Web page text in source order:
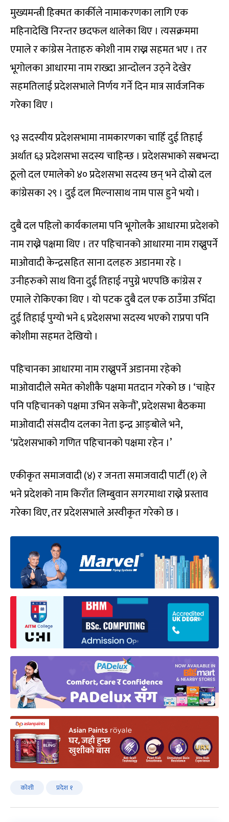
मुख्यमन्त्री हिक्मत कार्कीले नामाकरणका लागि एक
महिनादेखि निरन्तर छदफल थालेका थिए । त्यसक्रममा
एमाले र कांग्रेस नेताहरु कोशी नाम राख्न सहमत भए । तर
भूगोलका आधारमा नाम राख्दा आन्दोलन उठ्ने देखेर
सहमतिलाई प्रदेशसभाले निर्णय गर्ने दिन मात्र सार्वजनिक
गरेका थिए ।
९३ सदस्यीय प्रदेशसभामा नामकारणका चाहिँ दुई तिहाई
अर्थात ६३ प्रदेशसभा सदस्य चाहिन्छ । प्रदेशसभाको सबभन्दा
ठूलो दल एमालेको ४० प्रदेशसभा सदस्य छन् भने दोस्रो दल
कांग्रेसका २९ । दुई दल मिल्नासाथ नाम पास हुने भयो ।
दुबै दल पहिलो कार्यकालमा पनि भूगोलकै आधारमा प्रदेशको
नाम राख्ने पक्षमा थिए । तर पहिचानको आधारमा नाम राख्नुपर्ने
माओवादी केन्द्रसहित साना दलहरु अडानमा रहे ।
उनीहरुको साथ विना दुई तिहाई नपुग्ने भएपछि कांग्रेस र
एमाले रोकिएका थिए । यो पटक दुबै दल एक ठाउँमा उभिँदा
दुई तिहाई पुग्यो भने ६ प्रदेशसभा सदस्य भएको राप्रपा पनि
कोशीमा सहमत देखियो ।
पहिचानका आधारमा नाम राख्नुपर्ने अडानमा रहेको
माओवादीले समेत कोशीकै पक्षमा मतदान गरेको छ । ‘चाहेर
पनि पहिचानको पक्षमा उभिन सकेनौं’, प्रदेशसभा बैठकमा
माओवादी संसदीय दलका नेता इन्द्र आङ्बोले भने,
‘प्रदेशसभाको गणित पहिचानको पक्षमा रहेन ।’
एकीकृत समाजवादी (४) र जनता समाजवादी पार्टी (१) ले
भने प्रदेशको नाम किराँत लिम्बुवान सगरमाथा राख्ने प्रस्ताव
गरेका थिए, तर प्रदेशसभाले अस्वीकृत गरेको छ ।
कोशी प्रदेश १